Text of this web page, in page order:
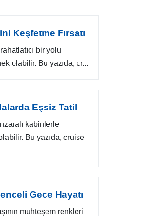
Keşfetme Fırsatı
bir yolu
olabilir. Bu yazıda, cr...
Eşsiz Tatil
kabinlerle
Bu yazıda, cruise
Gece Hayatı
muhteşem renkleri